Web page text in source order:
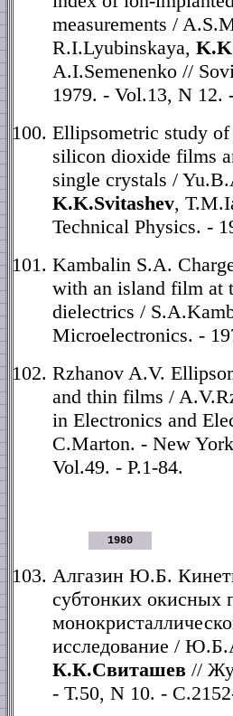
measurements /
R.I.Lyubinskaya,
A.I.Semenenko //
1979. - Vol.13, N 12.
Ellipsometric study
silicon dioxide films
single crystals /
K.K.Svitashev,
Technical Physics. -
Kambalin S.A.
with an island film at
dielectrics /
Microelectronics. -
Rzhanov A.V.
and thin films /
in Electronics and
C.Marton. - New
Vol.49. - P.1-84.
1980
Алгазин Ю.Б.
субтонких окисных
исследование /
К.К.Свиташев //
- Т.50, N 10. -